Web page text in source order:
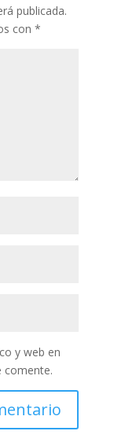
publicada.
con *
y web en
comente.